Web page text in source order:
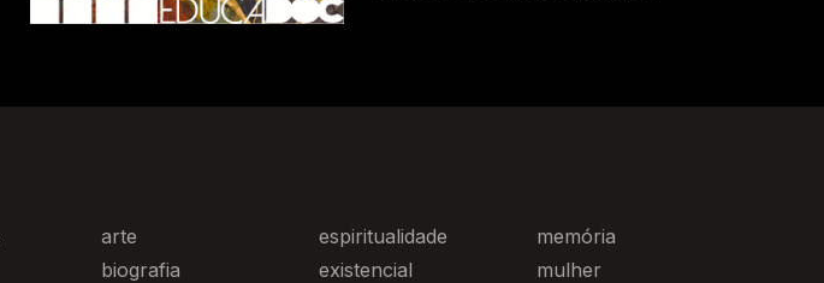
arte
biografia
espiritualidade
existencial
memória
mulher